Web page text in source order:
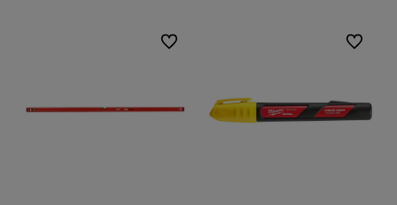
Do ulubionych Do